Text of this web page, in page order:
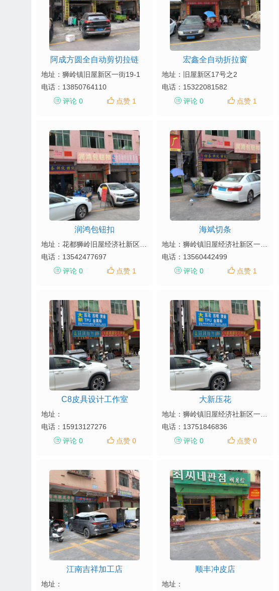
阿成方圆全自动剪切拉链
地址：狮岭镇旧屋新区一街19-1
电话： 13850764110
评论 0
点赞 1
宏鑫全自动折拉窗
地址：旧屋新区17号之2
电话： 15322081582
评论 0
点赞 1
润鸿包钮扣
电话： 13542477697
评论 0
点赞 1
海斌切条
电话： 13560442499
评论 0
点赞 1
C8皮具设计工作室
地址：
电话： 15913127276
评论 0
点赞 0
大新压花
电话： 13751846836
评论 0
点赞 0
江南吉祥加工店
地址：
顺丰冲皮店
地址：